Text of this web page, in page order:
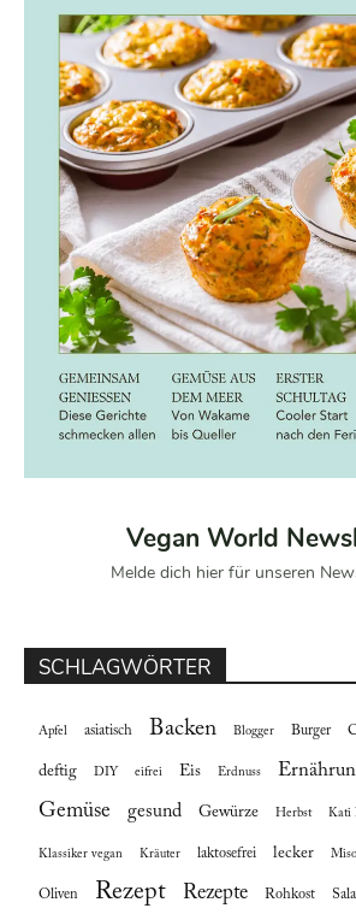
Vegan World
Melde dich hier für unseren
SCHLAGWÖRTER
Apfel asiatisch Backen Blogger Burger
deftig DIY eifrei Eis Erdnuss
Gemüse gesund Gewürze Herbst Kati
Klassiker vegan Kräuter laktosefrei lecker
Oliven Rezept Rezepte Rohkost